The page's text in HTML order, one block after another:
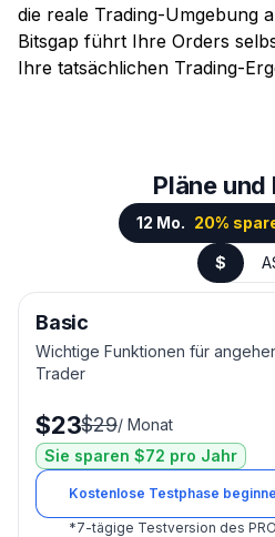
die reale Trading-Umgebung
Bitsgap führt Ihre Orders
Ihre tatsächlichen Trading-
Pläne und
12 Mo. 20%
$
Basic
Wichtige Funktionen für
Trader
$23$29/ Monat
Sie sparen $72 pro Jahr
Kostenlose Testphase
*7-tägige Testversion des